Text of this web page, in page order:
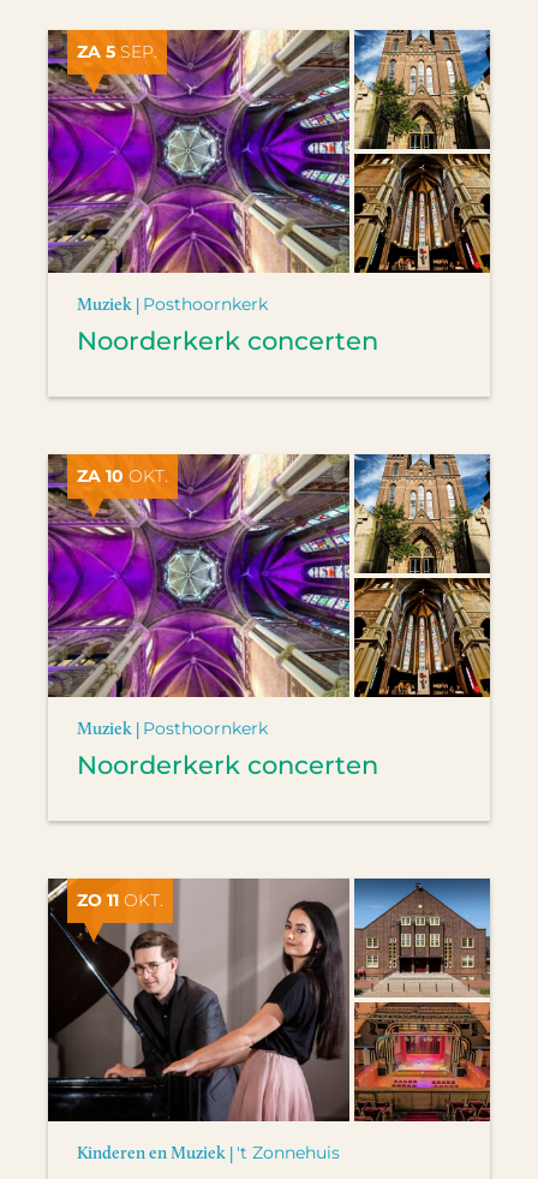
ZA 5 SEP.
Muziek | Posthoornkerk
Noorderkerk concerten
ZA 10 OKT.
Muziek | Posthoornkerk
Noorderkerk concerten
ZO 11 OKT.
Kinderen en Muziek | 't Zonnehuis